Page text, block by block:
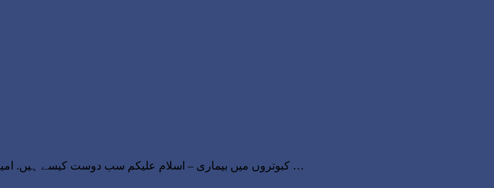
کبوتروں میں بیماری – اسلام علیکم سب دوست کیسے ہیں. امید ہے سب خیریت سے ہونگے۔ پچھلے ایک مہینے سے اکثر دوست فون کر کے ایک مسئلہ بیان کر رہے …